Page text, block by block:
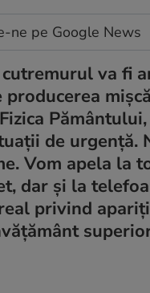
ne pe Google News
va fi
de urgenţă.
Vom apela la
dar şi la
privind